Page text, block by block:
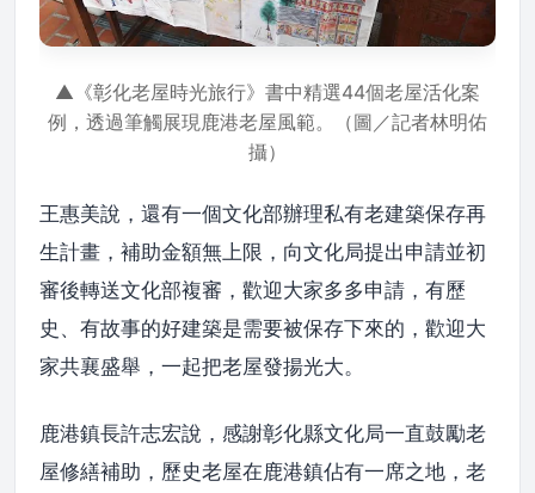
▲《彰化老屋時光旅行》書中精選44個老屋活化案
例，透過筆觸展現鹿港老屋風範。（圖／記者林明佑
攝）
王惠美說，還有一個文化部辦理私有老建築保存再
生計畫，補助金額無上限，向文化局提出申請並初
審後轉送文化部複審，歡迎大家多多申請，有歷
史、有故事的好建築是需要被保存下來的，歡迎大
家共襄盛舉，一起把老屋發揚光大。
鹿港鎮長許志宏說，感謝彰化縣文化局一直鼓勵老
屋修繕補助，歷史老屋在鹿港鎮佔有一席之地，老